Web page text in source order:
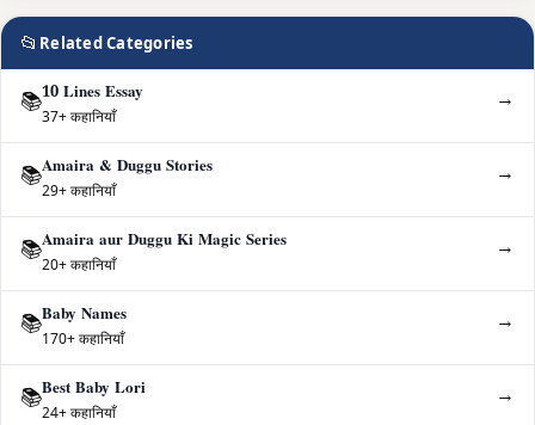
📂 Related Categories
📚10 Lines Essay
37+ कहानियाँ
→
📚Amaira & Duggu Stories
29+ कहानियाँ
→
📚Amaira aur Duggu Ki Magic Series
20+ कहानियाँ
→
📚Baby Names
170+ कहानियाँ
→
📚Best Baby Lori
24+ कहानियाँ
→